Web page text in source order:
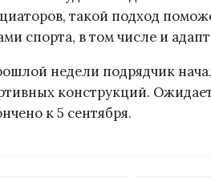
такой подход
спорта, в том числе и
недели подрядчик
конструкций.
к 5 сентября.